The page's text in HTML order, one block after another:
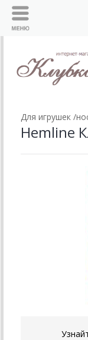
Для игрушек /
Hemline